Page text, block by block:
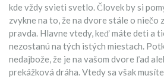
kde vždy svieti svetlo. Človek by si
zvykne na to, že na dvore stále o niečo
pravda. Hlavne vtedy, keď máte deti a
nezostanú na tých istých miestach.
nedajbože, že je na vašom dvore ľad
prekážková dráha. Vtedy sa však